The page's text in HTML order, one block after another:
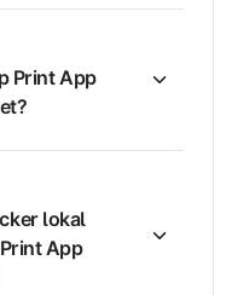
Print App
lokal
App